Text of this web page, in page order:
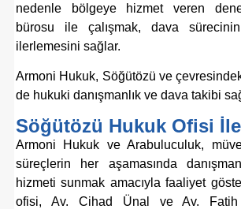
nedenle bölgeye hizmet veren
bürosu ile çalışmak, dava
ilerlemesini sağlar.
Armoni Hukuk, Söğütözü ve
de hukuki danışmanlık ve dava takibi
Söğütözü Hukuk Ofisi
Armoni Hukuk ve Arabuluculuk,
süreçlerin her aşamasında
hizmeti sunmak amacıyla faaliyet
ofisi, Av. Cihad Ünal ve Av. Fatih